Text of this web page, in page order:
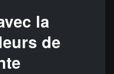
la
de